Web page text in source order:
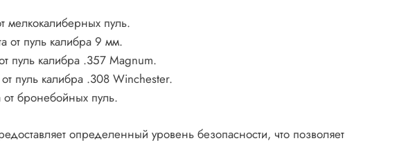
мелкокалиберных пуль.
от пуль калибра 9 мм.
пуль калибра .357 Magnum.
пуль калибра .308 Winchester.
бронебойных пуль.
определенный уровень безопасности, что позволяет